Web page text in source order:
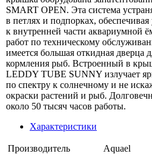
SMART OPEN. Эта система
в петлях и подпорках,
к внутренней части аквариумной
работ по техническому
имеется большая откидная дверца
кормления рыб. Встроенный в
LEDDY TUBE SUNNY излучает
по спектру к солнечному и не
окраски растений и рыб.
около 50 тысяч часов работы.
Характеристики
Производитель
Aquael